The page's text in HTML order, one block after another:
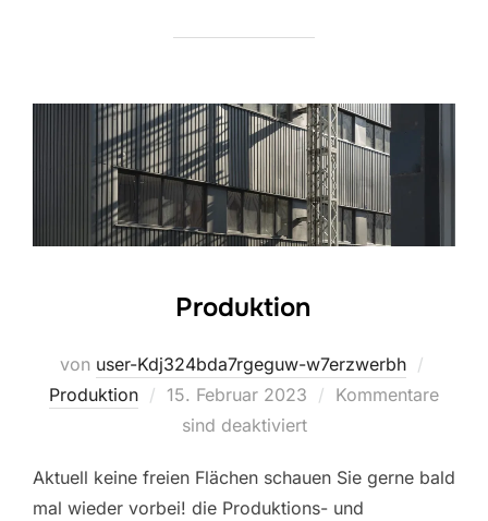
Produktion
von user-Kdj324bda7rgeguw-w7erzwerbh
Produktion
Veröffentlicht
am
15. Februar 2023
Kommentare
sind deaktiviert
Aktuell keine freien Flächen schauen Sie gerne bald
mal wieder vorbei! die Produktions- und